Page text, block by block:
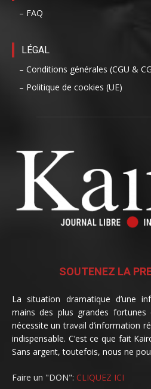
– FAQ
LÉGAL
– Conditions générales (CGU &
– Politique de cookies (UE)
SOUTENEZ LA
La situation dramatique d’une
mains des plus grandes fortunes
nécessite un travail d’information
indispensable. C’est ce que fait
Sans argent, toutefois, nous ne
Faire un "DON": CLIQUEZ ICI